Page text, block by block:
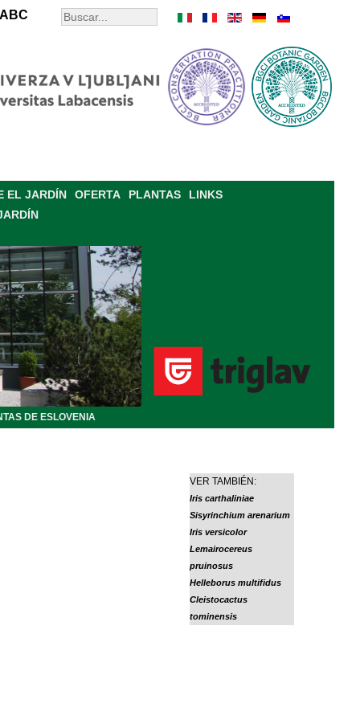
ABC
EL JARDÍN OFERTA PLANTAS
LINKS
DE ESLOVENIA
VER TAMBIÉN:
Iris carthaliniae
Sisyrinchium arenarium
Iris versicolor
Lemairocereus
pruinosus
Helleborus multifidus
Cleistocactus
tominensis